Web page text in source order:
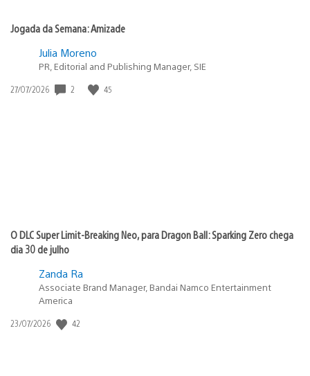
Jogada da Semana: Amizade
Julia Moreno
PR, Editorial and Publishing Manager, SIE
Data
27/07/2026 2 45
O DLC Super Limit-Breaking Neo, para Dragon Ball: Sparking Zero chega
dia 30 de julho
Zanda Ra
Associate Brand Manager, Bandai Namco Entertainment
America
Data
23/07/2026 42